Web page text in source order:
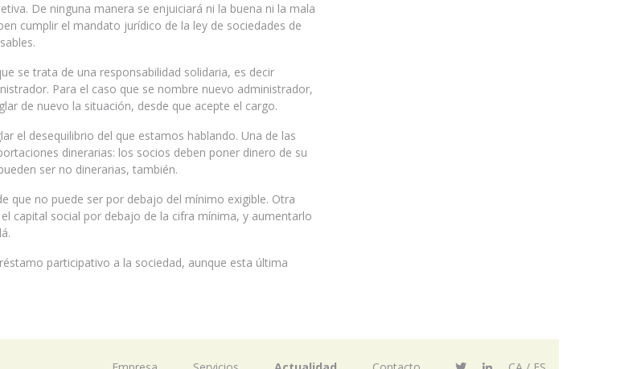
De ninguna manera se enjuiciará ni la buena ni la mala
cumplir el mandato jurídico de la ley de sociedades de
se trata de una responsabilidad solidaria, es decir
Para el caso que se nombre nuevo administrador,
de nuevo la situación, desde que acepte el cargo.
el desequilibrio del que estamos hablando. Una de las
dinerarias: los socios deben poner dinero de su
ser no dinerarias, también.
que no puede ser por debajo del mínimo exigible. Otra
capital social por debajo de la cifra mínima, y aumentarlo
participativo a la sociedad, aunque esta última